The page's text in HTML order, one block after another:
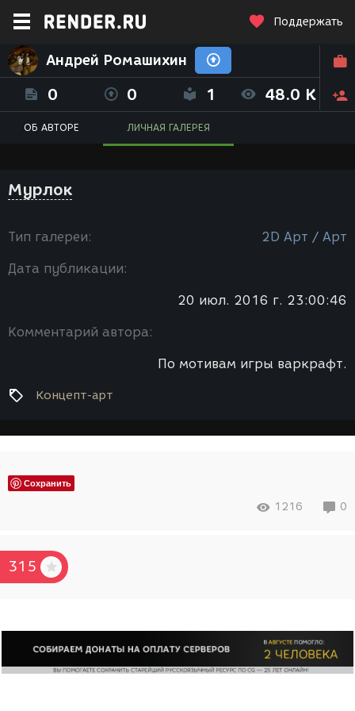
Поддержать
Андрей Ромашихин
0 0 1 48.0 K
ОБ АВТОРЕ ЛИЧНАЯ ГАЛЕРЕЯ
Мурлок
Тип галереи: 2D Арт / Арт
Дата публикации:
20 июл. 2016 г. 23:00:46
Комментарий автора:
По мотивам игры варкрафт.
Концепт-арт
Сохранить
1216 0
315